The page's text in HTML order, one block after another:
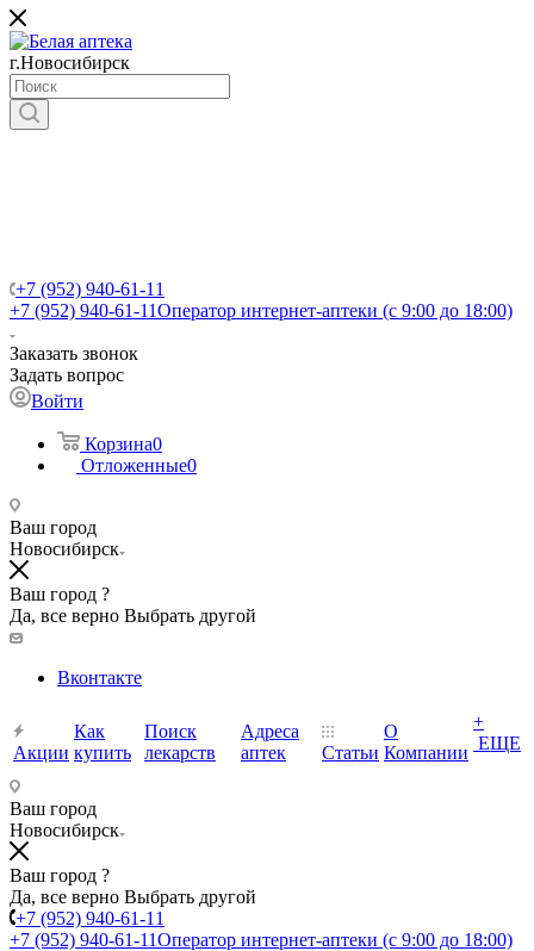
г.Новосибирск
+7 (952) 940-61-11
+7 (952) 940-61-11Оператор интернет-аптеки (с 9:00 до 18:00)
Заказать звонок
Задать вопрос
Войти
Корзина0
Отложенные0
Ваш город
Новосибирск
Ваш город ?
Да, все верно Выбрать другой
Вконтакте
Акции
Как
купить
Поиск
лекарств
Адреса
аптек
Статьи
О
Компании
+
ЕЩЕ
Ваш город
Новосибирск
Ваш город ?
Да, все верно Выбрать другой
+7 (952) 940-61-11
+7 (952) 940-61-11Оператор интернет-аптеки (с 9:00 до 18:00)